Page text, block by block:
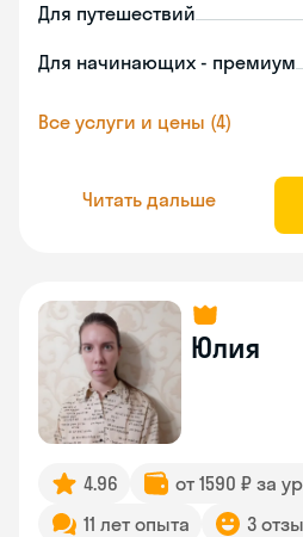
Для путешествий
Для начинающих - премиум
Все услуги и цены (4)
Читать дальше
Юлия
4.96
от 1590 ₽ за
11 лет опыта
3